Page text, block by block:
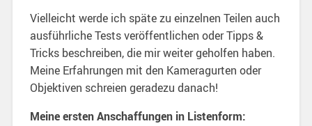
Vielleicht werde ich späte zu einzelnen Teilen auch
ausführliche Tests veröffentlichen oder Tipps &
Tricks beschreiben, die mir weiter geholfen haben.
Meine Erfahrungen mit den Kameragurten oder
Objektiven schreien geradezu danach!
Meine ersten Anschaffungen in Listenform: